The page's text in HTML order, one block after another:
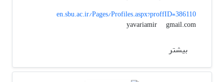
en.sbu.ac.ir/Pages/Profiles.aspx?proffID=386110
yavariamir
gmail.com
بیشتر